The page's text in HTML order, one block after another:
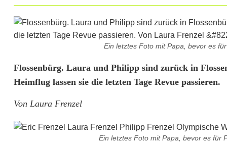
Ein letztes Foto mit Papa, bevor es
K
o
l
u
Flossenbürg. Laura und Philipp sind zurück in
Heimflug lassen sie die letzten Tage Revue passieren.
Von Laura Frenzel
Ein letztes Foto mit Papa, bevor es für